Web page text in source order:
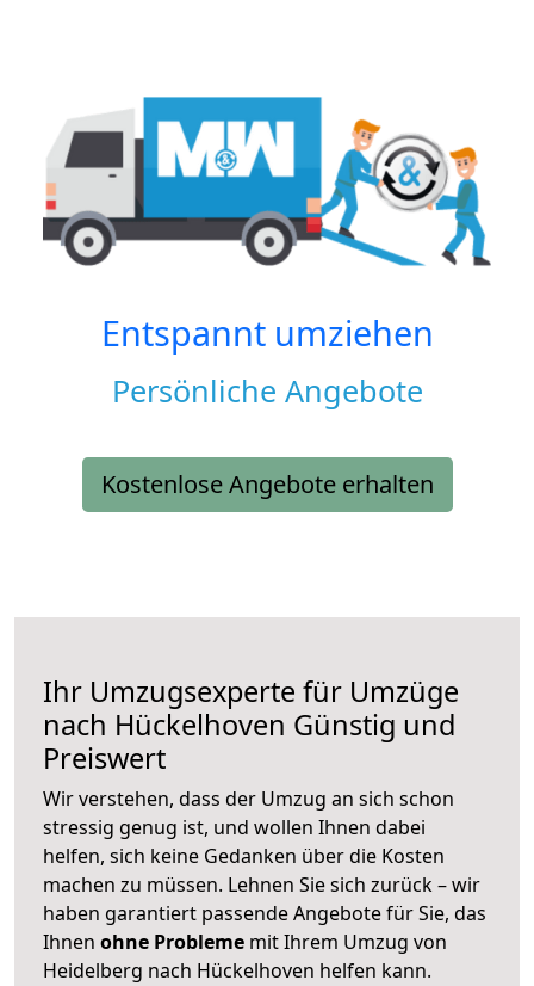
Entspannt umziehen
Persönliche Angebote
Kostenlose Angebote erhalten
Ihr Umzugsexperte für Umzüge
nach Hückelhoven Günstig und
Preiswert
Wir verstehen, dass der Umzug an sich schon
stressig genug ist, und wollen Ihnen dabei
helfen, sich keine Gedanken über die Kosten
machen zu müssen. Lehnen Sie sich zurück – wir
haben garantiert passende Angebote für Sie, das
Ihnen ohne Probleme mit Ihrem Umzug von
Heidelberg nach Hückelhoven helfen kann.